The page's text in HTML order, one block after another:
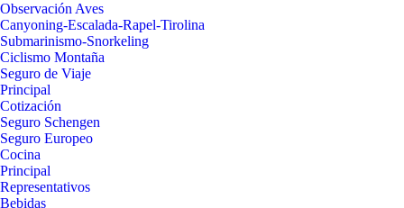
Observación Aves
Canyoning-Escalada-Rapel-Tirolina
Submarinismo-Snorkeling
Ciclismo Montaña
Seguro de Viaje
Principal
Cotización
Seguro Schengen
Seguro Europeo
Cocina
Principal
Representativos
Bebidas